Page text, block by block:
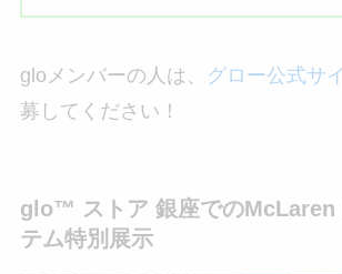
gloメンバーの人は、 グロー公式サ
募してください！
glo™ ストア 銀座でのMcLaren
テム特別展示